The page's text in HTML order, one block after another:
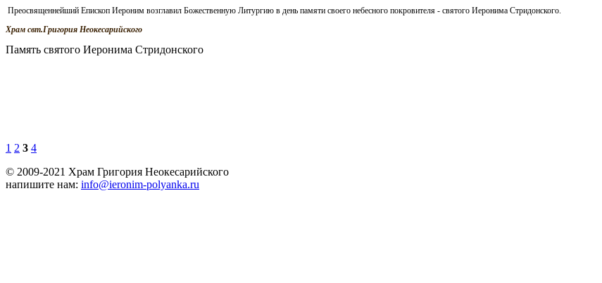
Преосвященнейший Епископ Иероним возглавил Божественную Литургию в день памяти своего небесного покровителя - святого Иеронима Стридонского.
Храм свт.Григория Неокесарийского
Память святого Иеронима Стридонского
1 2 3 4
© 2009-2021 Храм Григория Неокесарийского
напишите нам: info@ieronim-polyanka.ru